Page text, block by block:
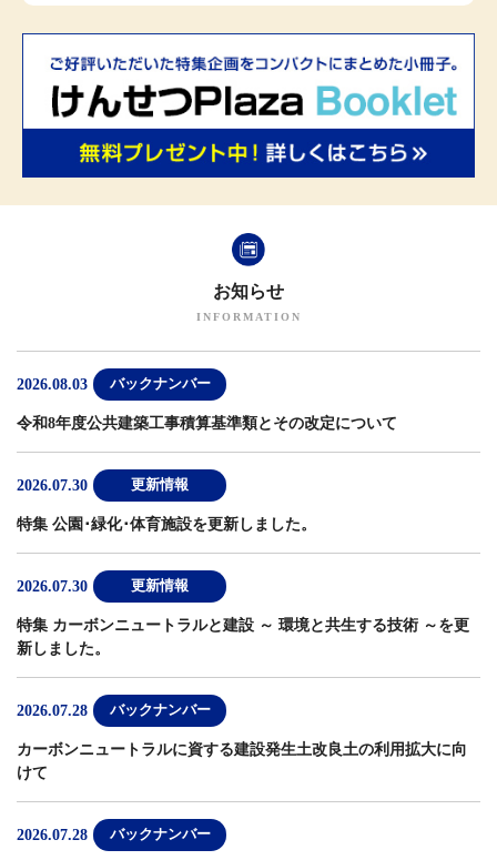
お知らせ
2026.08.03 バックナンバー
令和8年度公共建築工事積算基準類とその改定について
2026.07.30 更新情報
特集 公園･緑化･体育施設を更新しました。
2026.07.30 更新情報
特集 カーボンニュートラルと建設 ～ 環境と共生する技術 ～ を更
新しました。
2026.07.28 バックナンバー
カーボンニュートラルに資する建設発生土改良土の利用拡大に向
けて
2026.07.28 バックナンバー